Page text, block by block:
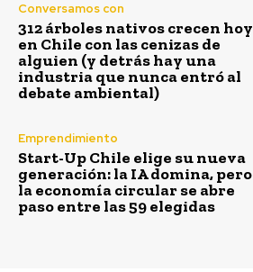
Conversamos con
312 árboles nativos crecen hoy
en Chile con las cenizas de
alguien (y detrás hay una
industria que nunca entró al
debate ambiental)
Emprendimiento
Start-Up Chile elige su nueva
generación: la IA domina, pero
la economía circular se abre
paso entre las 59 elegidas